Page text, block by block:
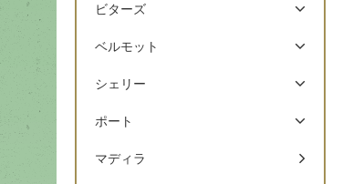
ビターズ
ベルモット
シェリー
ポート
マディラ